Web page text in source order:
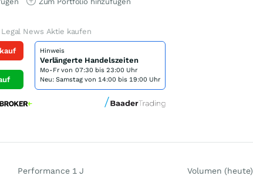
News Aktie kaufen
Hinweis
Verlängerte Handelszeiten
Mo-Fr von 07:30 bis 23:00 Uhr
Neu: Samstag von 14:00 bis 19:00 Uhr
Performance 1 J Volumen (heute)